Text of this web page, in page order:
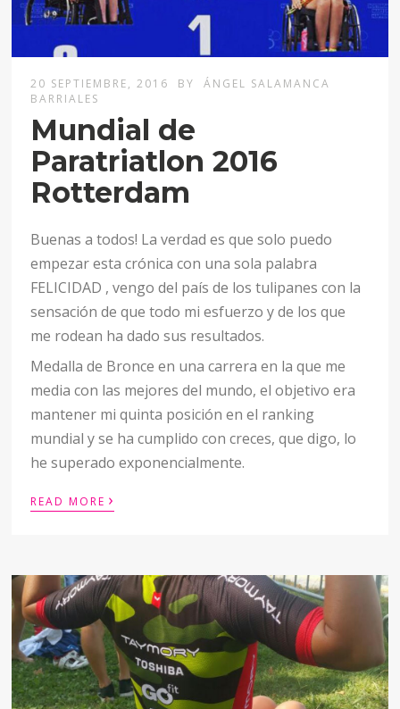
20 SEPTIEMBRE, 2016 BY
ÁNGEL SALAMANCA
BARRIALES
Mundial de
Paratriatlon 2016
Rotterdam
Buenas a todos! La verdad es que solo puedo
empezar esta crónica con una sola palabra
FELICIDAD , vengo del país de los tulipanes con la
sensación de que todo mi esfuerzo y de los que
me rodean ha dado sus resultados.
Medalla de Bronce en una carrera en la que me
media con las mejores del mundo, el objetivo era
mantener mi quinta posición en el ranking
mundial y se ha cumplido con creces, que digo, lo
he superado exponencialmente.
READ MORE ›